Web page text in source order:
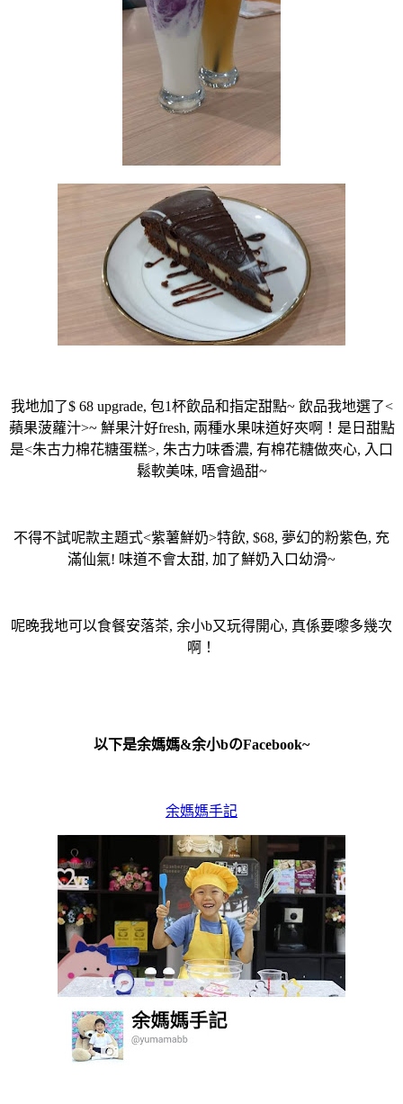
我地加了$ 68 upgrade, 包1杯飲品和指定甜點~ 飲品我地選了<
蘋果菠蘿汁>~ 鮮果汁好fresh, 兩種水果味道好夾啊！是日甜點
是<朱古力棉花糖蛋糕>, 朱古力味香濃, 有棉花糖做夾心, 入口
鬆軟美味, 唔會過甜~
不得不試呢款主題式<紫薯鮮奶>特飲, $68, 夢幻的粉紫色, 充
滿仙氣! 味道不會太甜, 加了鮮奶入口幼滑~
呢晚我地可以食餐安落茶, 余小b又玩得開心, 真係要嚟多幾次
啊！
以下是余媽媽&余小bのFacebook~
余媽媽手記